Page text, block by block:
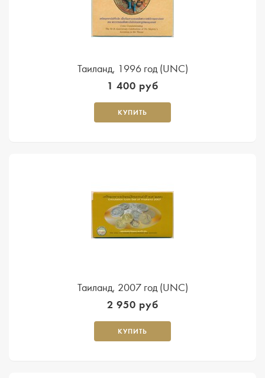
Таиланд, 1996 год (UNC)
1 400 руб
КУПИТЬ
Таиланд, 2007 год (UNC)
2 950 руб
КУПИТЬ